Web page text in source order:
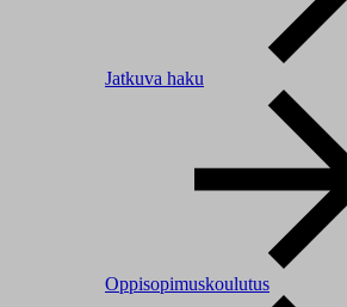
Jatkuva haku
Oppisopimuskoulutus